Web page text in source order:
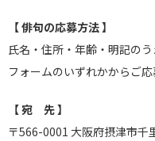
【 俳句の応募方法 】
氏名・住所・年齢・明記の
フォームのいずれかからご応
【 宛 先 】
〒566-0001 大阪府摂津市千